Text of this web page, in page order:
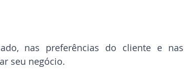
nas preferências do cliente e nas
seu negócio.